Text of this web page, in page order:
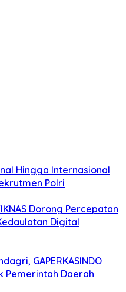
Hingga Internasional
Polri
Dorong Percepatan
Digital
GAPERKASINDO
Pemerintah Daerah